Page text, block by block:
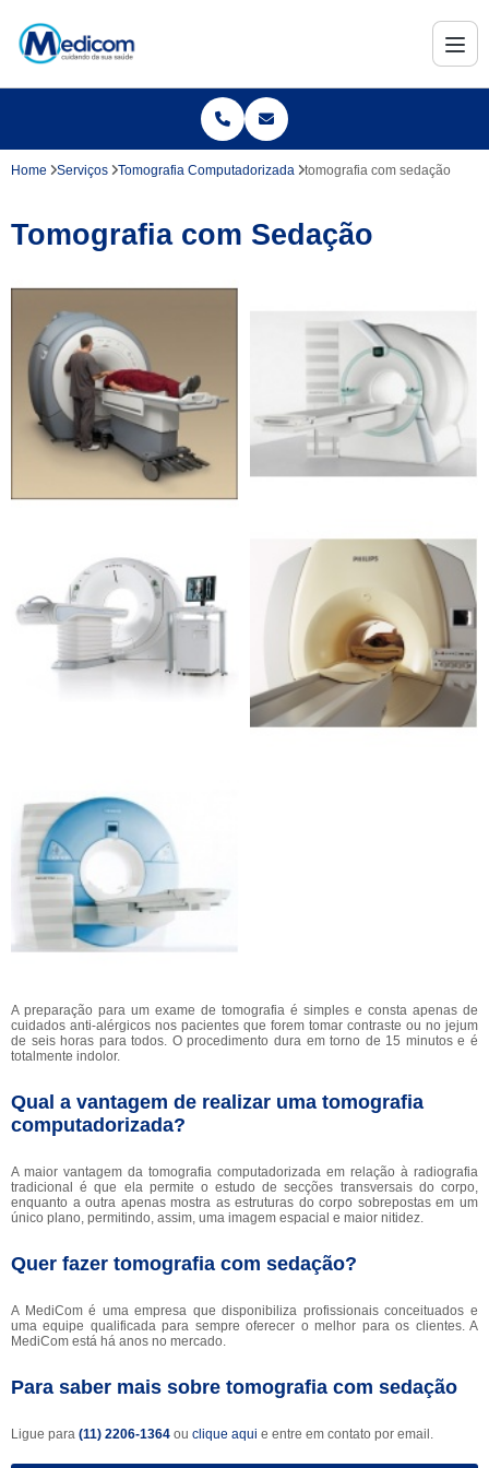
Home Serviços Tomografia Computadorizada tomografia com sedação
Tomografia com Sedação
A preparação para um exame de tomografia é simples e consta apenas de
cuidados anti-alérgicos nos pacientes que forem tomar contraste ou no jejum
de seis horas para todos. O procedimento dura em torno de 15 minutos e é
totalmente indolor.
Qual a vantagem de realizar uma tomografia
computadorizada?
A maior vantagem da tomografia computadorizada em relação à radiografia
tradicional é que ela permite o estudo de secções transversais do corpo,
enquanto a outra apenas mostra as estruturas do corpo sobrepostas em um
único plano, permitindo, assim, uma imagem espacial e maior nitidez.
Quer fazer tomografia com sedação?
A MediCom é uma empresa que disponibiliza profissionais conceituados e
uma equipe qualificada para sempre oferecer o melhor para os clientes. A
MediCom está há anos no mercado.
Para saber mais sobre tomografia com sedação
Ligue para (11) 2206-1364 ou clique aqui e entre em contato por email.